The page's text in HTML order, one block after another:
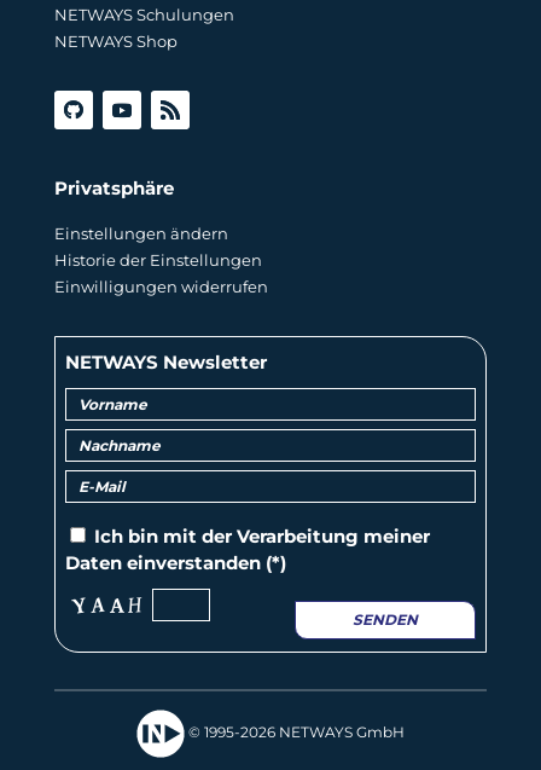
NETWAYS Schulungen
NETWAYS Shop
Privatsphäre
Einstellungen ändern
Historie der Einstellungen
Einwilligungen widerrufen
NETWAYS Newsletter
Ich bin mit der Verarbeitung meiner
Daten einverstanden (*)
SENDEN
© 1995-2026 NETWAYS GmbH